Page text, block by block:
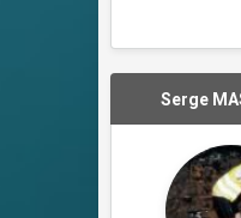
Serge